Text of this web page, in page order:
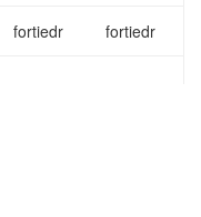
fortiedr fortiedr